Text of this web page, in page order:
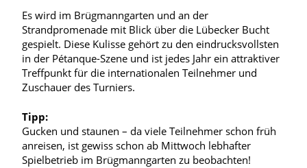
Es wird im Brügmanngarten und an der
Strandpromenade mit Blick über die Lübecker Bucht
gespielt. Diese Kulisse gehört zu den eindrucksvollsten
in der Pétanque-Szene und ist jedes Jahr ein attraktiver
Treffpunkt für die internationalen Teilnehmer und
Zuschauer des Turniers.
Tipp:
Gucken und staunen – da viele Teilnehmer schon früh
anreisen, ist gewiss schon ab Mittwoch lebhafter
Spielbetrieb im Brügmanngarten zu beobachten!